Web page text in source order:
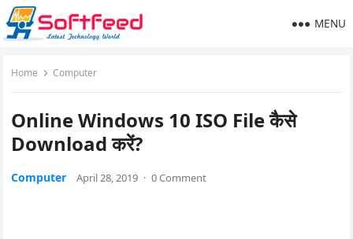
MENU
Home Computer
Online Windows 10 ISO File कैसे
Download करें?
Computer April 28, 2019 · 0 Comment